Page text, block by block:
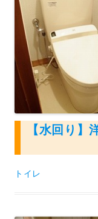
【水回り】
トイレ